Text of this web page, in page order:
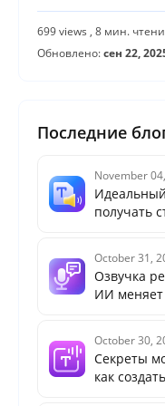
699 views , 8 мин.
Обновлено:сен 22,
Последние
November
получать
October 31,
Озвучка
ИИ
October 30,
Секреты
как